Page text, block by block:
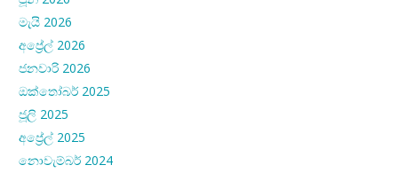
මැයි 2026
අප්‍රේල් 2026
ජනවාරි 2026
ඔක්තෝබර් 2025
ජූලි 2025
අප්‍රේල් 2025
නොවැම්බර් 2024